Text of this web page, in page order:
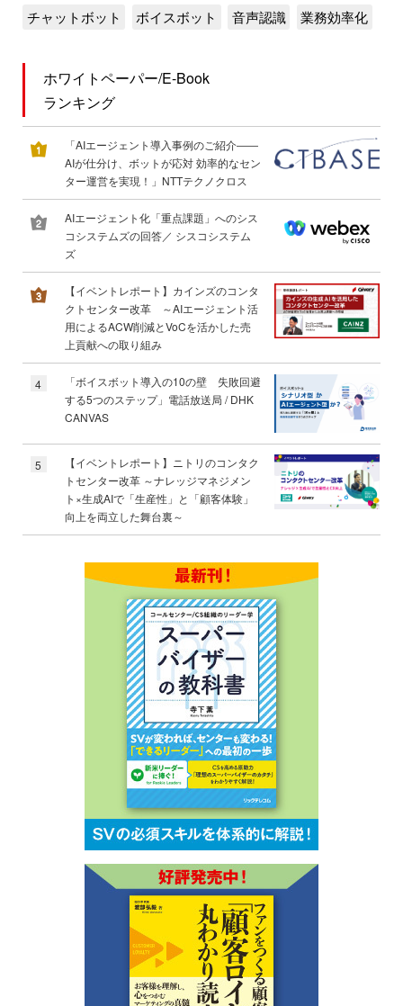
チャットボット
ボイスボット 音声認識 業務効率化
ホワイトペーパー/E-Book
ランキング
「AIエージェント導入事例のご紹介――
AIが仕分け、ボットが応対 効率的なセン
ター運営を実現！」NTTテクノクロス
AIエージェント化「重点課題」へのシス
コシステムズの回答／ シスコシステム
ズ
【イベントレポート】カインズのコンタ
クトセンター改革 ～AIエージェント活
用によるACW削減とVoCを活かした売
上貢献への取り組み
4
「ボイスボット導入の10の壁 失敗回避
する5つのステップ」電話放送局 / DHK
CANVAS
5
【イベントレポート】ニトリのコンタク
トセンター改革 ～ナレッジマネジメン
ト×生成AIで「生産性」と「顧客体験」
向上を両立した舞台裏～